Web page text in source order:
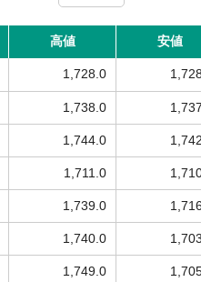
高値 安値
1,728.0
1,738.0
1,744.0
1,711.0
1,739.0
1,740.0
1,749.0